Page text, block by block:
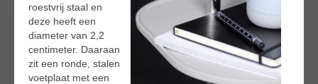
roestvrij staal en
deze heeft een
diameter van 2,2
centimeter. Daaraan
zit een ronde, stalen
voetplaat met een